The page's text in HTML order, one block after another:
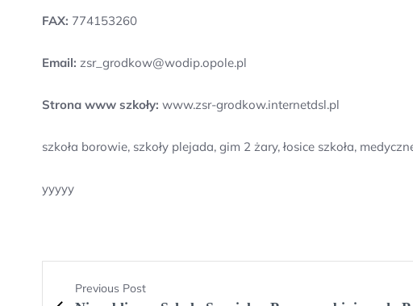
FAX: 774153260
Email: zsr_grodkow@wodip.opole.pl
Strona www szkoły: www.zsr-grodkow.internetdsl.pl
szkoła borowie, szkoły plejada, gim 2 żary, łosice szkoła,
yyyyy
Previous Post